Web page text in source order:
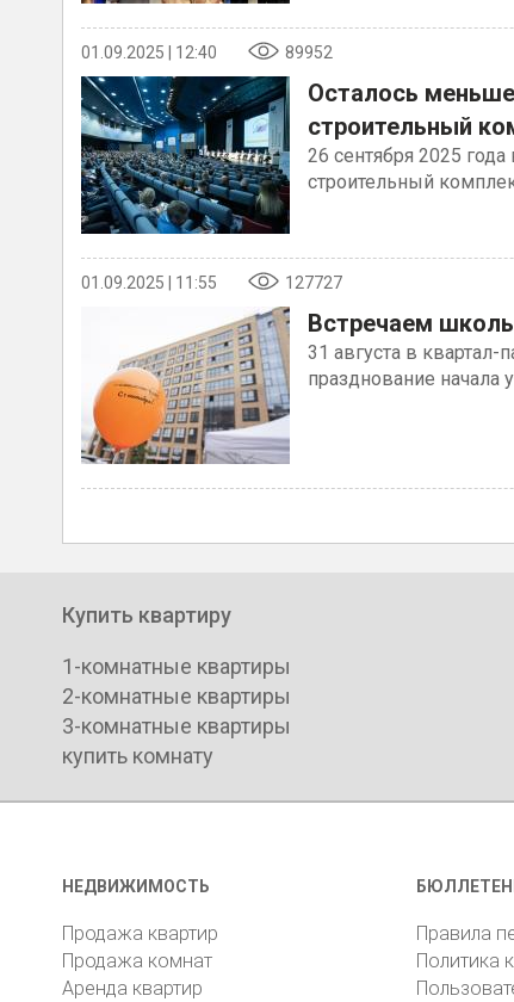
01.09.2025 | 12:40 89952
Осталось
строительный
26 сентября 2025
строительный
01.09.2025 | 11:55 127727
Встречаем
31 августа в
празднование начала
Купить квартиру
1-комнатные квартиры
2-комнатные квартиры
3-комнатные квартиры
купить комнату
НЕДВИЖИМОСТЬ
Продажа квартир
Продажа комнат
Аренда квартир
Правила
Политика